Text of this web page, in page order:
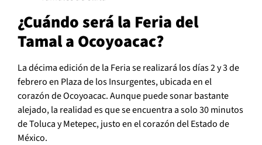
¿Cuándo será la Feria del
Tamal a Ocoyoacac?
La décima edición de la Feria se realizará los días 2 y 3 de
febrero en Plaza de los Insurgentes, ubicada en el
corazón de Ocoyoacac. Aunque puede sonar bastante
alejado, la realidad es que se encuentra a solo 30 minutos
de Toluca y Metepec, justo en el corazón del Estado de
México.